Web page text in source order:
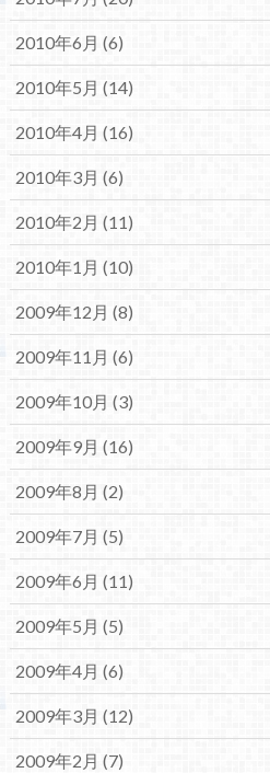
2010年6月 (6)
2010年5月 (14)
2010年4月 (16)
2010年3月 (6)
2010年2月 (11)
2010年1月 (10)
2009年12月 (8)
2009年11月 (6)
2009年10月 (3)
2009年9月 (16)
2009年8月 (2)
2009年7月 (5)
2009年6月 (11)
2009年5月 (5)
2009年4月 (6)
2009年3月 (12)
2009年2月 (7)